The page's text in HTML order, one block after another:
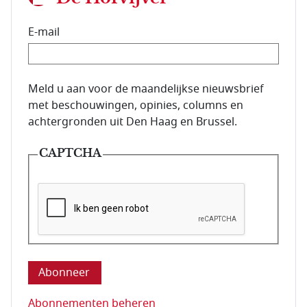
E-mail
E-mailadres van de abonnee.
Meld u aan voor de maandelijkse nieuwsbrief
met beschouwingen, opinies, columns en
achtergronden uit Den Haag en Brussel.
CAPTCHA
Deze vraag is om te controleren dat u een mens
Abonnementen beheren